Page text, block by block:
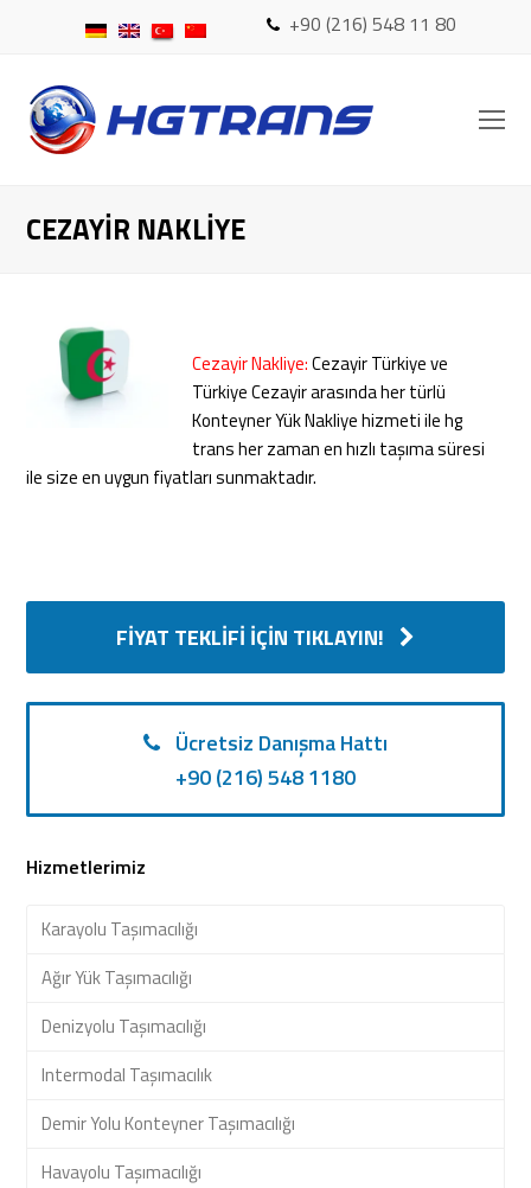
+90 (216) 548 11 80
CEZAYIR NAKLIYE
Cezayir Nakliye:Cezayir Türkiye ve
Türkiye Cezayir arasında her türlü
Konteyner Yük Nakliye hizmeti ile hg
trans her zaman en hızlı taşıma süresi
ile size en uygun fiyatları sunmaktadır.
FIYAT TEKLIFI İÇIN TIKLAYIN!
Ücretsiz Danışma Hattı
+90 (216) 548 1180
Hizmetlerimiz
Karayolu Taşımacılığı
Ağır Yük Taşımacılığı
Denizyolu Taşımacılığı
Intermodal Taşımacılık
Demir Yolu Konteyner Taşımacılığı
Havayolu Taşımacılığı